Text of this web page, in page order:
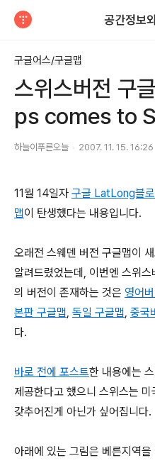
공간정보
구글어스/구글맵
스위스버전 구
ps comes to
하늘이푸른오늘 2007. 11. 15. 16:26
11월 14일자 구글 LatLong블
맵이 탄생했다는 내용입니다.
오래전 스웨덴 버전 구글맵이
알려드렸었는데, 이번엔 스위
의 버전이 존재하는 것은 영어
본판 구글맵, 독일 구글맵, 중국
다.
바로 전에 포스트한 내용에는
제공한다고 했으니 스위스는
갖추어진게 아닌가 싶어집니다.
아래에 있는 그림은 베른지역